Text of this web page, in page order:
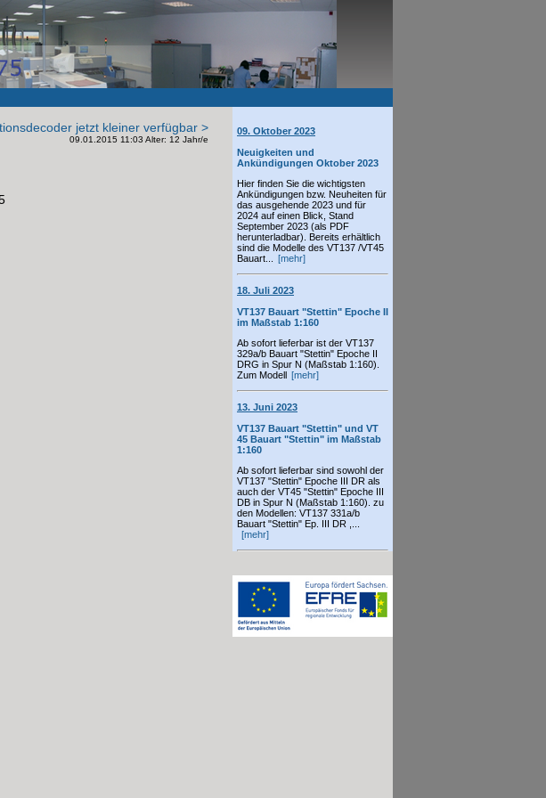
09. Oktober 2023
Neuigkeiten und
Ankündigungen Oktober 2023
Hier finden Sie die wichtigsten
Ankündigungen bzw. Neuheiten für
das ausgehende 2023 und für
2024 auf einen Blick, Stand
September 2023 (als PDF
herunterladbar). Bereits erhältlich
sind die Modelle des VT137 /VT45
Bauart...
[mehr]
18. Juli 2023
VT137 Bauart "Stettin" Epoche II
im Maßstab 1:160
Ab sofort lieferbar ist der VT137
329a/b Bauart "Stettin" Epoche II
DRG in Spur N (Maßstab 1:160).
Zum Modell [mehr]
13. Juni 2023
VT137 Bauart "Stettin" und VT
45 Bauart "Stettin" im Maßstab
1:160
Ab sofort lieferbar sind sowohl der
VT137 "Stettin" Epoche III DR als
auch der VT45 "Stettin" Epoche III
DB in Spur N (Maßstab 1:160). zu
den Modellen: VT137 331a/b
Bauart "Stettin" Ep. III DR ,...
[mehr]
jetzt kleiner verfügbar >
09.01.2015 11:03 Alter: 12 Jahr/e